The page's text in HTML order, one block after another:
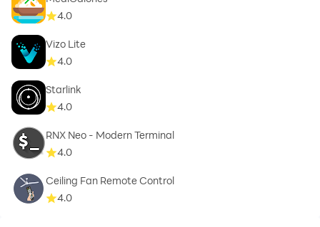
4.0
Vizo Lite
4.0
Starlink
4.0
RNX Neo - Modern Terminal
4.0
Ceiling Fan Remote Control
4.0